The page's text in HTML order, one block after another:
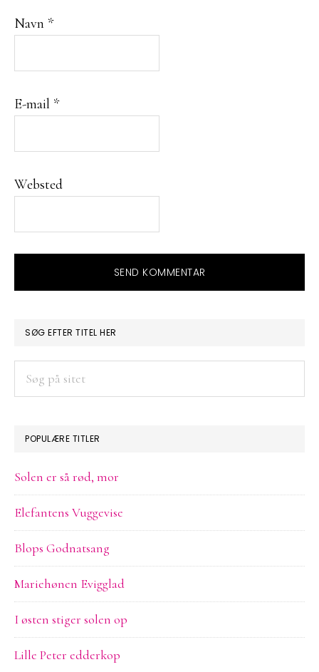
Navn *
E-mail *
Websted
PRIMÆR
SIDEBAR
SØG EFTER TITEL HER
POPULÆRE TITLER
Solen er så rød, mor
Elefantens Vuggevise
Blops Godnatsang
Mariehønen Evigglad
I østen stiger solen op
Lille Peter edderkop